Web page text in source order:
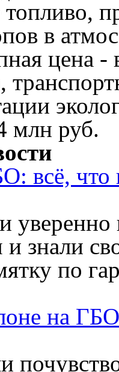
в
цена -
млн руб.
всё, что
знали
по